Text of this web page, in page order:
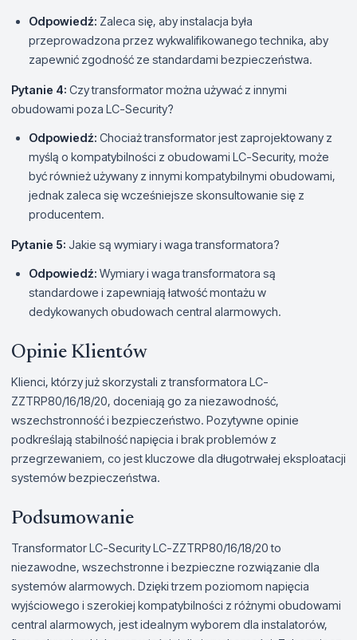
Odpowiedź: Zaleca się, aby instalacja była
przeprowadzona przez wykwalifikowanego technika, aby
zapewnić zgodność ze standardami bezpieczeństwa.
Pytanie 4: Czy transformator można używać z innymi
obudowami poza LC-Security?
Odpowiedź: Chociaż transformator jest zaprojektowany z
myślą o kompatybilności z obudowami LC-Security, może
być również używany z innymi kompatybilnymi obudowami,
jednak zaleca się wcześniejsze skonsultowanie się z
producentem.
Pytanie 5: Jakie są wymiary i waga transformatora?
Odpowiedź: Wymiary i waga transformatora są
standardowe i zapewniają łatwość montażu w
dedykowanych obudowach central alarmowych.
Opinie Klientów
Klienci, którzy już skorzystali z transformatora LC-
ZZTRP80/16/18/20, doceniają go za niezawodność,
wszechstronność i bezpieczeństwo. Pozytywne opinie
podkreślają stabilność napięcia i brak problemów z
przegrzewaniem, co jest kluczowe dla długotrwałej eksploatacji
systemów bezpieczeństwa.
Podsumowanie
Transformator LC-Security LC-ZZTRP80/16/18/20 to
niezawodne, wszechstronne i bezpieczne rozwiązanie dla
systemów alarmowych. Dzięki trzem poziomom napięcia
wyjściowego i szerokiej kompatybilności z różnymi obudowami
central alarmowych, jest idealnym wyborem dla instalatorów,